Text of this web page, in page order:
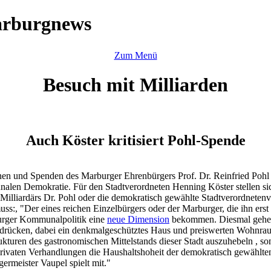
Zum Menü
Besuch mit Milliarden
Auch Köster kritisiert Pohl-Spende
und Spenden des Marburger Ehrenbürgers Prof. Dr. Reinfried
Demokratie. Für den Stadtverordneten Henning Köster stellen
Dr. Pohl oder die demokratisch gewählte
"Der eines reichen Einzelbürgers oder der Marburger, die ihn
Kommunalpolitik eine neue Dimension bekommen. Diesmal
dabei ein denkmalgeschütztes Haus und preiswerten
des gastronomischen Mittelstands dieser Stadt auszuhebeln ,
Verhandlungen die Haushaltshoheit der demokratisch
Vaupel spielt mit."